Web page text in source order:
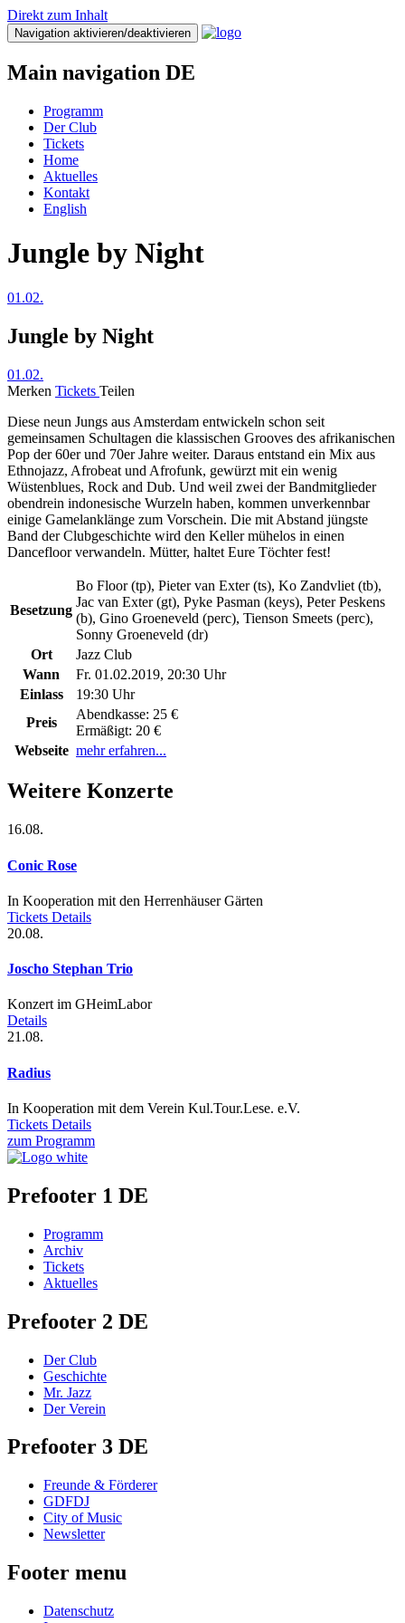
Direkt zum Inhalt
Navigation aktivieren/deaktivieren
Main navigation DE
Programm
Der Club
Tickets
Home
Aktuelles
Kontakt
English
Jungle by Night
01.02.
Jungle by Night
01.02.
Merken Tickets Teilen
Diese neun Jungs aus Amsterdam entwickeln schon seit
gemeinsamen Schultagen die klassischen Grooves des afrikanischen
Pop der 60er und 70er Jahre weiter. Daraus entstand ein Mix aus
Ethnojazz, Afrobeat und Afrofunk, gewürzt mit ein wenig
Wüstenblues, Rock and Dub. Und weil zwei der Bandmitglieder
obendrein indonesische Wurzeln haben, kommen unverkennbar
einige Gamelanklänge zum Vorschein. Die mit Abstand jüngste
Band der Clubgeschichte wird den Keller mühelos in einen
Dancefloor verwandeln. Mütter, haltet Eure Töchter fest!
Besetzung
Bo Floor (tp), Pieter van Exter (ts), Ko Zandvliet (tb),
Jac van Exter (gt), Pyke Pasman (keys), Peter Peskens
(b), Gino Groeneveld (perc), Tienson Smeets (perc),
Sonny Groeneveld (dr)
Ort
Jazz Club
Wann
Fr. 01.02.2019, 20:30 Uhr
Einlass
19:30 Uhr
Preis
Abendkasse: 25 €
Ermäßigt: 20 €
Webseite mehr erfahren...
Weitere Konzerte
16.08.
Conic Rose
In Kooperation mit den Herrenhäuser Gärten
Tickets Details
20.08.
Joscho Stephan Trio
Konzert im GHeimLabor
Details
21.08.
Radius
In Kooperation mit dem Verein Kul.Tour.Lese. e.V.
Tickets Details
zum Programm
Prefooter 1 DE
Programm
Archiv
Tickets
Aktuelles
Prefooter 2 DE
Der Club
Geschichte
Mr. Jazz
Der Verein
Prefooter 3 DE
Freunde & Förderer
GDFDJ
City of Music
Newsletter
Footer menu
Datenschutz